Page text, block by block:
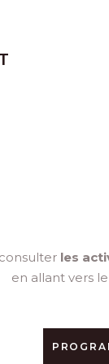
les
en allant vers